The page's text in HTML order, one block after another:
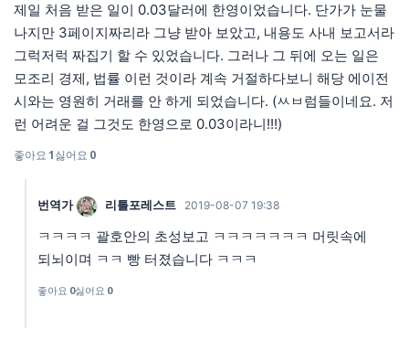
제일 처음 받은 일이 0.03달러에 한영이었습니다. 단가가 눈물
나지만 3페이지짜리라 그냥 받아 보았고, 내용도 사내 보고서라
그럭저럭 짜집기 할 수 있었습니다. 그러나 그 뒤에 오는 일은
모조리 경제, 법률 이런 것이라 계속 거절하다보니 해당 에이전
시와는 영원히 거래를 안 하게 되었습니다. (ㅆㅂ럼들이네요. 저
런 어려운 걸 그것도 한영으로 0.03이라니!!!)
좋아요1싫어요 0
번역가 리틀포레스트 2019-08-07 19:38
ㅋㅋㅋㅋ 괄호안의 초성보고 ㅋㅋㅋㅋㅋㅋㅋ 머릿속에
되뇌이며 ㅋㅋ 빵 터졌습니다 ㅋㅋㅋ
좋아요 0싫어요 0